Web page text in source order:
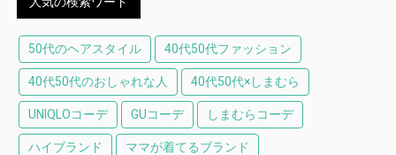
50代のヘアスタイル 40代50代ファッション
40代50代のおしゃれな人 40代50代×しまむら
UNIQLOコーデ GUコーデ しまむらコーデ
ハイブランド ママが着てるブランド